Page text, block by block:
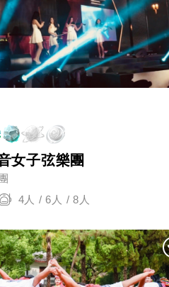
女子弦樂團
4人 / 6人 / 8人